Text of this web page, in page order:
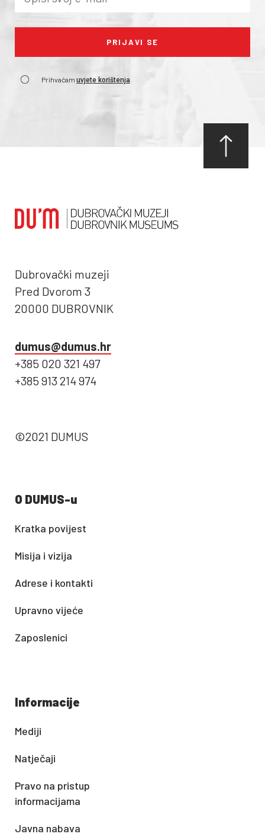
Prihvaćam uvjete korištenja
Dubrovački muzeji
Pred Dvorom 3
20000 DUBROVNIK
dumus@dumus.hr
+385 020 321 497
+385 913 214 974
©2021 DUMUS
O DUMUS-u
Kratka povijest
Misija i vizija
Adrese i kontakti
Upravno vijeće
Zaposlenici
Informacije
Mediji
Natječaji
Pravo na pristup
informacijama
Javna nabava